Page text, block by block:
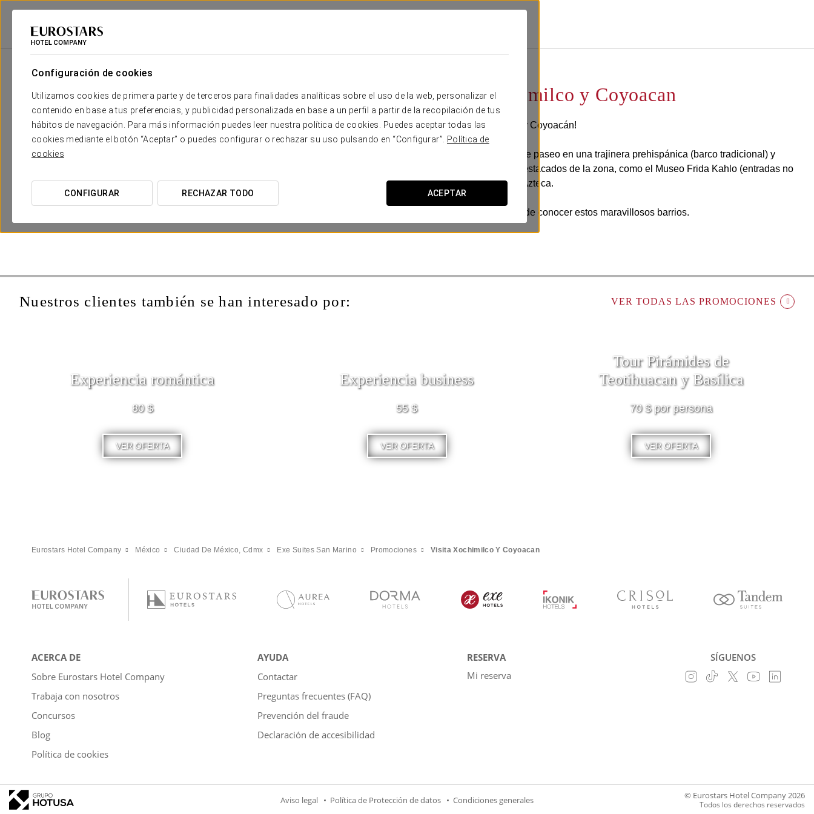
Configuración de cookies
Utilizamos cookies de primera parte y de terceros para finalidades analíticas sobre el uso de la web, personalizar el
contenido en base a tus preferencias, y publicidad personalizada en base a un perfil a partir de la recopilación de tus
hábitos de navegación. Para más información puedes leer nuestra política de cookies. Puedes aceptar todas las
cookies mediante el botón “Aceptar” o puedes configurar o rechazar su uso pulsando en “Configurar”.
Política de
cookies
CONFIGURAR RECHAZAR TODO ACEPTAR
Eurostars Hotel Company
Visita Xochimilco y Coyoacan
¡Descubra Xochimilco y Coyoacán!
Disfruta de un agradable paseo en una trajinera prehispánica (barco tradicional) y
visita los puntos más destacados de la zona, como el Museo Frida Kahlo (entradas no
includias) y el Estadio Azteca.
Una forma maravillosa de conocer estos maravillosos barrios.
Nuestros clientes también se han interesado por: VER TODAS LAS PROMOCIONES
Experiencia romántica
80 $
VER OFERTA
Experiencia business
55 $
VER OFERTA
Tour Pirámides de
Teotihuacan y Basílica
70 $ por persona
VER OFERTA
Eurostars Hotel Company México Ciudad De México, Cdmx Exe Suites San Marino Promociones Visita Xochimilco Y Coyoacan
ACERCA DE
Sobre Eurostars Hotel Company
Trabaja con nosotros
Concursos
Blog
Política de cookies
AYUDA
Contactar
Preguntas frecuentes (FAQ)
Prevención del fraude
Declaración de accesibilidad
RESERVA
Mi reserva
SÍGUENOS
Aviso legal Política de Protección de datos Condiciones generales © Eurostars Hotel Company 2026
Todos los derechos reservados